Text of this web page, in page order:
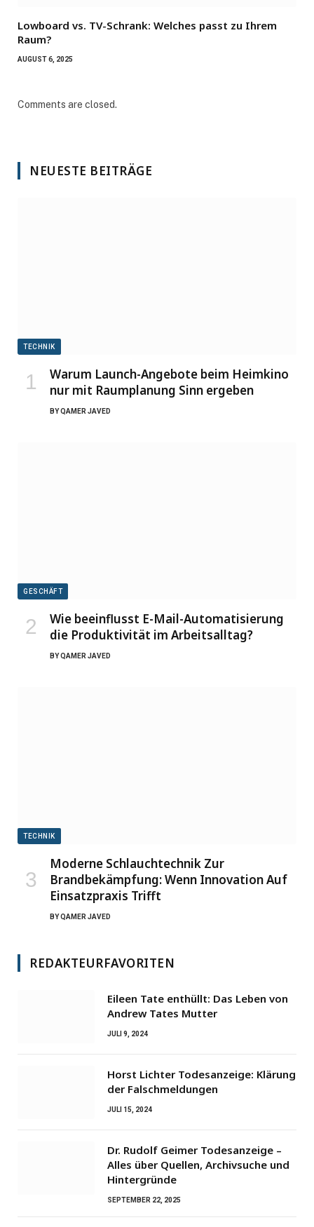
Lowboard vs. TV-Schrank: Welches passt zu Ihrem
Raum?
AUGUST 6, 2025
Comments are closed.
NEUESTE BEITRÄGE
TECHNIK
Warum Launch-Angebote beim Heimkino
nur mit Raumplanung Sinn ergeben
BYQAMER JAVED
GESCHÄFT
Wie beeinflusst E-Mail-Automatisierung
die Produktivität im Arbeitsalltag?
BYQAMER JAVED
TECHNIK
Moderne Schlauchtechnik Zur
Brandbekämpfung: Wenn Innovation Auf
Einsatzpraxis Trifft
BYQAMER JAVED
REDAKTEURFAVORITEN
Eileen Tate enthüllt: Das Leben von
Andrew Tates Mutter
JULI 9, 2024
Horst Lichter Todesanzeige: Klärung
der Falschmeldungen
JULI 15, 2024
Dr. Rudolf Geimer Todesanzeige –
Alles über Quellen, Archivsuche und
Hintergründe
SEPTEMBER 22, 2025